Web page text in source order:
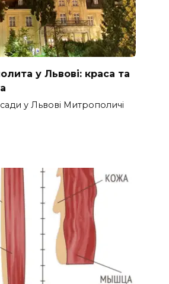
у Львові: краса та
у Львові Митрополичі